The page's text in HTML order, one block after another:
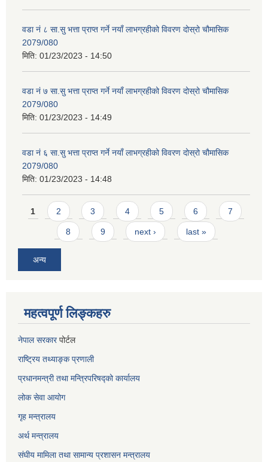
वडा नं ८ सा.सु भत्ता प्राप्त गर्ने नयाँ लाभग्रहीको विवरण दोस्रो चौमासिक
2079/080
मिति: 01/23/2023 - 14:50
वडा नं ७ सा.सु भत्ता प्राप्त गर्ने नयाँ लाभग्रहीको विवरण दोस्रो चौमासिक
2079/080
मिति: 01/23/2023 - 14:49
वडा नं ६ सा.सु भत्ता प्राप्त गर्ने नयाँ लाभग्रहीको विवरण दोस्रो चौमासिक
2079/080
मिति: 01/23/2023 - 14:48
Pages
1 2 3 4 5 6 7
8 9 next › last »
अन्य
महत्वपूर्ण लिङ्कहरु
नेपाल सरकारपोर्टल
राष्ट्रिय तथ्याङ्क प्रणाली
प्रधानमन्त्री तथा मन्त्रिपरिषद्को कार्यालय
लोक सेवाआयोग
गृह मन्त्रालय
अर्थ मन्त्रालय
संघीय मामिला तथा सामान्य प्रशासन मन्त्रालय